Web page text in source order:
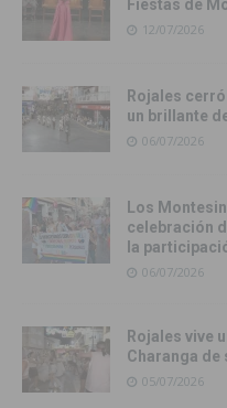
Fiestas de
12/07/2026
Rojales
un brillante
06/07/2026
Los
celebración
la
06/07/2026
Rojales vive
Charanga de
05/07/2026